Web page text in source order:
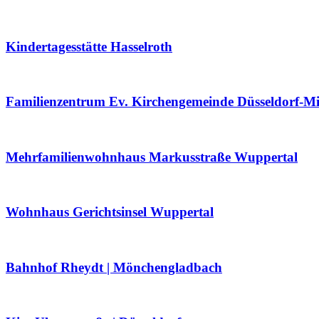
Kindertagesstätte Hasselroth
Familienzentrum Ev. Kirchengemeinde Düsseldorf-
Mehrfamilienwohnhaus Markusstraße Wuppertal
Wohnhaus Gerichtsinsel Wuppertal
Bahnhof Rheydt | Mönchengladbach